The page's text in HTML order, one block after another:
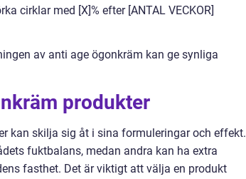
cirklar med [X]% efter [ANTAL VECKOR]
av anti age ögonkräm kan ge synliga
produkter
kan skilja sig åt i sina formuleringar och effekt.
fuktbalans, medan andra kan ha extra
fasthet. Det är viktigt att välja en produkt